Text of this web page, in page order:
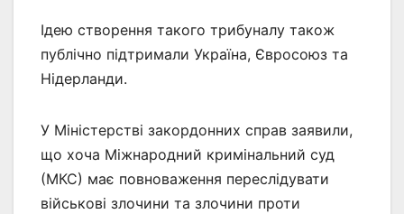
Ідею створення такого трибуналу також
публічно підтримали Україна, Євросоюз та
Нідерланди.
У Міністерстві закордонних справ заявили,
що хоча Міжнародний кримінальний суд
(МКС) має повноваження переслідувати
військові злочини та злочини проти